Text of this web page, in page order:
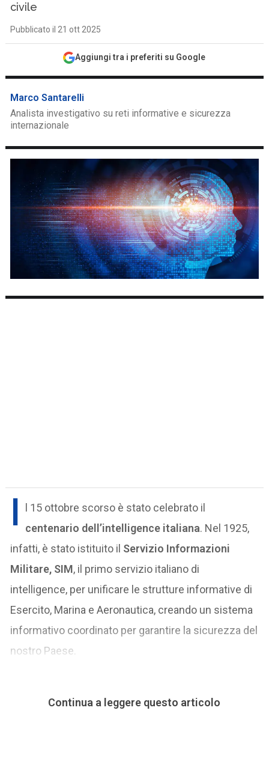
civile
Pubblicato il 21 ott 2025
Aggiungi tra i preferiti su Google
Marco Santarelli
Analista investigativo su reti informative e sicurezza
internazionale
I
l 15 ottobre scorso è stato celebrato il
centenario dell’intelligence italiana. Nel 1925,
infatti, è stato istituito il Servizio Informazioni
Militare, SIM, il primo servizio italiano di
intelligence, per unificare le strutture informative di
Esercito, Marina e Aeronautica, creando un sistema
informativo coordinato per garantire la sicurezza del
nostro Paese.
Continua a leggere questo articolo